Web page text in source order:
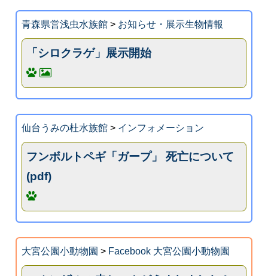
青森県営浅虫水族館> お知らせ・展示生物情報
「シロクラゲ」展示開始
仙台うみの杜水族館> インフォメーション
フンボルトペギ「ガープ」 死亡について
(pdf)
大宮公園小動物園 > Facebook 大宮公園小動物園